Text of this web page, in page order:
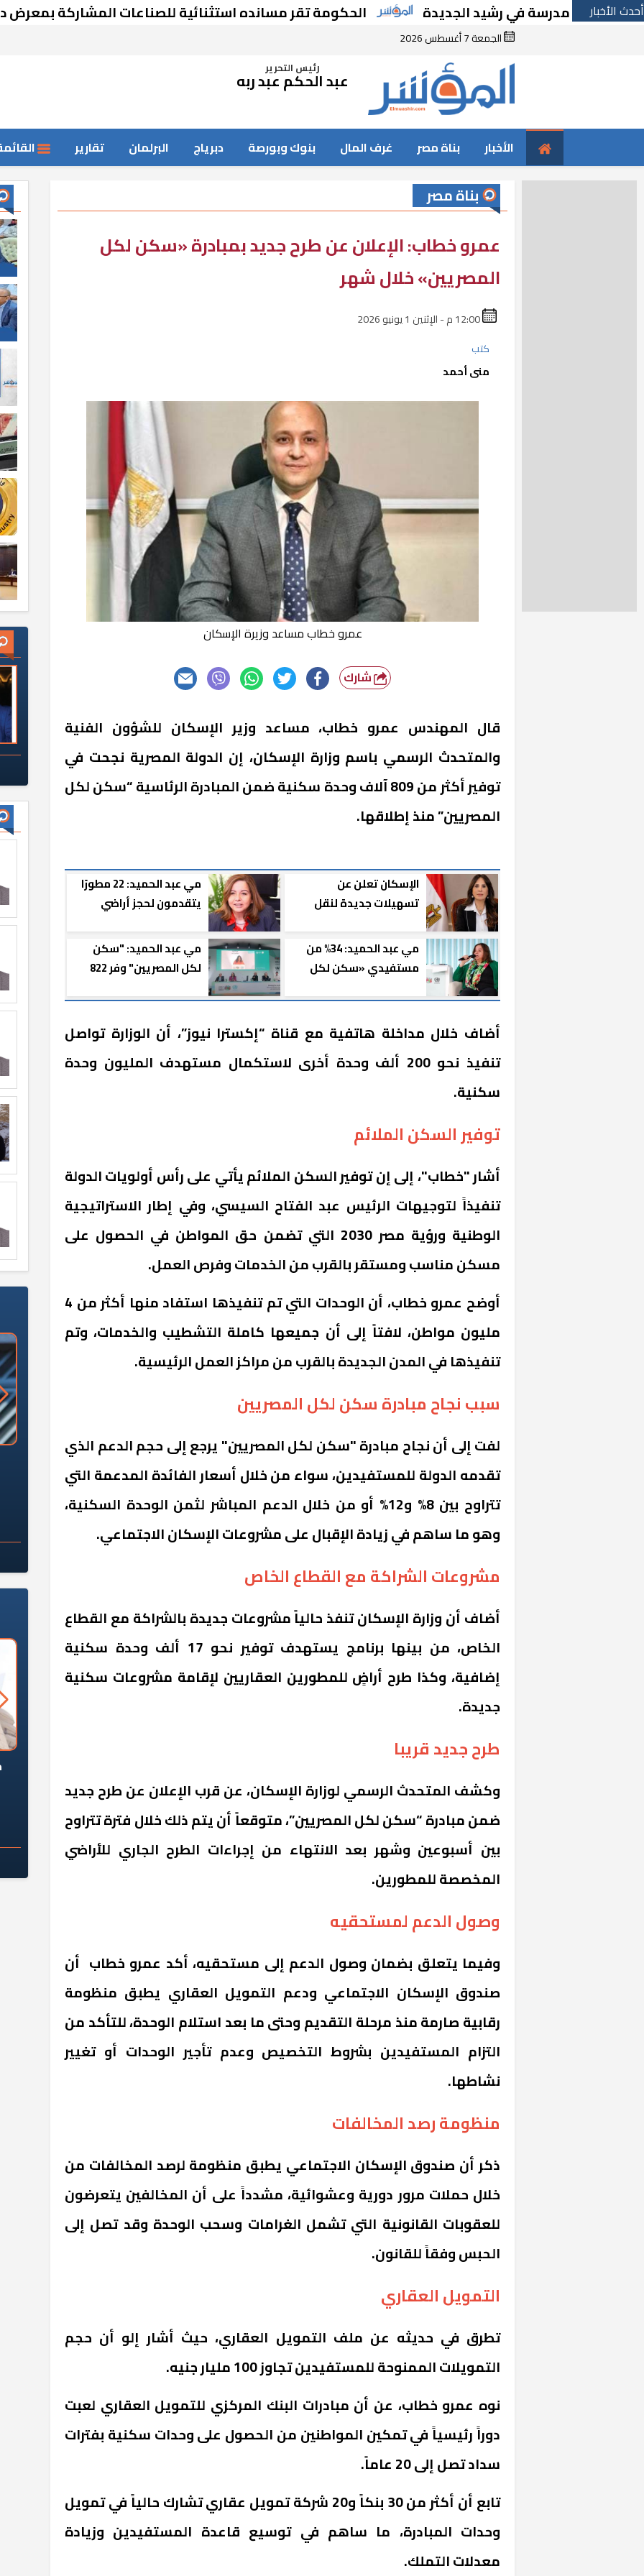
أحدث الأخبارمدرسة في رشيد الجديدة الحكومة تقر مسانده استثنائية للصناعات المشاركة بمعرض دمشق
الجمعة 7 أغسطس 2026
رئيس التحرير
عبد الحكم عبد ربه
الأخبار بناة مصر غرف المال بنوك وبورصة دبرياج البرلمان تقارير
بناة مصر
عمرو خطاب: الإعلان عن طرح جديد بمبادرة «سكن لكل
المصريين» خلال شهر
كتب
منى أحمد
عمرو خطاب مساعد وزيرة الإسكان
شارك
قال المهندس عمرو خطاب، مساعد وزير الإسكان للشؤون الفنية
والمتحدث الرسمي باسم وزارة الإسكان، إن الدولة المصرية نجحت في
توفير أكثر من 809 آلاف وحدة سكنية ضمن المبادرة الرئاسية “سكن لكل
المصريين” منذ إطلاقها.
الإسكان تعلن عن
تسهيلات جديدة لنقل
إليكم التفاصيل
مي عبد الحميد: 22 مطورًا
يتقدمون لحجز أراضي
مي عبد الحميد: 34% من
مستفيدي «سكن لكل
بالمهن الحرة
مي عبد الحميد: "سكن
لكل المصريين" وفر 822
مواطن
أضاف خلال مداخلة هاتفية مع قناة “إكسترا نيوز”، أن الوزارة تواصل
تنفيذ نحو 200 ألف وحدة أخرى لاستكمال مستهدف المليون وحدة
سكنية.
توفير السكن الملائم
أشار "خطاب"، إلى إن توفير السكن الملائم يأتي على رأس أولويات الدولة
تنفيذاً لتوجيهات الرئيس عبد الفتاح السيسي، وفي إطار الاستراتيجية
الوطنية ورؤية مصر 2030 التي تضمن حق المواطن في الحصول على
مسكن مناسب ومستقر بالقرب من الخدمات وفرص العمل.
أوضح عمرو خطاب، أن الوحدات التي تم تنفيذها استفاد منها أكثر من 4
مليون مواطن، لافتاً إلى أن جميعها كاملة التشطيب والخدمات، وتم
تنفيذها في المدن الجديدة بالقرب من مراكز العمل الرئيسية.
سبب نجاح مبادرة سكن لكل المصريين
لفت إلى أن نجاح مبادرة "سكن لكل المصريين" يرجع إلى حجم الدعم الذي
تقدمه الدولة للمستفيدين، سواء من خلال أسعار الفائدة المدعمة التي
تتراوح بين 8% و12% أو من خلال الدعم المباشر لثمن الوحدة السكنية،
وهو ما ساهم في زيادة الإقبال على مشروعات الإسكان الاجتماعي.
مشروعات الشراكة مع القطاع الخاص
أضاف أن وزارة الإسكان تنفذ حالياً مشروعات جديدة بالشراكة مع القطاع
الخاص، من بينها برنامج يستهدف توفير نحو 17 ألف وحدة سكنية
إضافية، وكذا طرح أراضٍ للمطورين العقاريين لإقامة مشروعات سكنية
جديدة.
طرح جديد قريبا
وكشف المتحدث الرسمي لوزارة الإسكان، عن قرب الإعلان عن طرح جديد
ضمن مبادرة “سكن لكل المصريين”، متوقعاً أن يتم ذلك خلال فترة تتراوح
بين أسبوعين وشهر بعد الانتهاء من إجراءات الطرح الجاري للأراضي
المخصصة للمطورين.
وصول الدعم لمستحقيه
وفيما يتعلق بضمان وصول الدعم إلى مستحقيه، أكد عمرو خطاب أن
صندوق الإسكان الاجتماعي ودعم التمويل العقاري يطبق منظومة
رقابية صارمة منذ مرحلة التقديم وحتى ما بعد استلام الوحدة، للتأكد من
التزام المستفيدين بشروط التخصيص وعدم تأجير الوحدات أو تغيير
نشاطها.
منظومة رصد المخالفات
ذكر أن صندوق الإسكان الاجتماعي يطبق منظومة لرصد المخالفات من
خلال حملات مرور دورية وعشوائية، مشدداً على أن المخالفين يتعرضون
للعقوبات القانونية التي تشمل الغرامات وسحب الوحدة وقد تصل إلى
الحبس وفقاً للقانون.
التمويل العقاري
تطرق في حديثه عن ملف التمويل العقاري، حيث أشار إلو أن حجم
التمويلات الممنوحة للمستفيدين تجاوز 100 مليار جنيه.
نوه عمرو خطاب، عن أن مبادرات البنك المركزي للتمويل العقاري لعبت
دوراً رئيسياً في تمكين المواطنين من الحصول على وحدات سكنية بفترات
سداد تصل إلى 20 عاماً.
تابع أن أكثر من 30 بنكاً و20 شركة تمويل عقاري تشارك حالياً في تمويل
وحدات المبادرة، ما ساهم في توسيع قاعدة المستفيدين وزيادة
معدلات التملك.
«وزارة الآثار»: العُثور على 10 توابيت
خشبية بفناء مقبرة "باكي"
سلامة الغذاء: 285 ألف طن صادرات
غذائية في أسبوع
كان اختيار خريج معهد العاشر من
رمضان وزيرًا للإسكان قرارًا صائبًا؟
تعليمات الرئيس السيسي؟